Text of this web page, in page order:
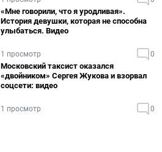
«Мне говорили, что я уродливая».
История девушки, которая не способна
улыбаться. Видео
1 просмотр 0
Московский таксист оказался
«двойником» Сергея Жукова и взорвал
соцсети: видео
1 просмотр 0